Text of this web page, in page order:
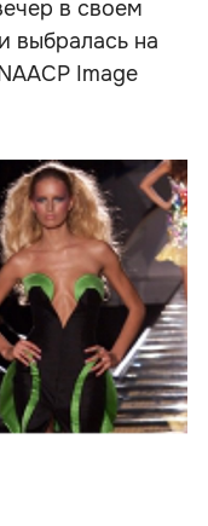
в своем
выбралась на
Image